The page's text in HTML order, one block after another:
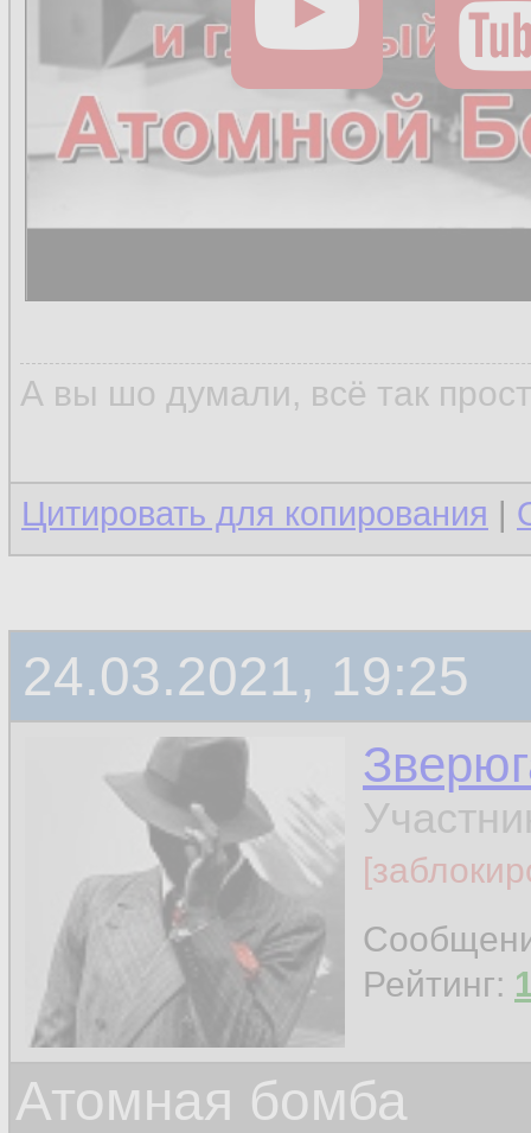
А вы шо думали, всё так
Цитировать для копирования |
24.03.2021, 19:25
Рейтинг:
Атомная бомба